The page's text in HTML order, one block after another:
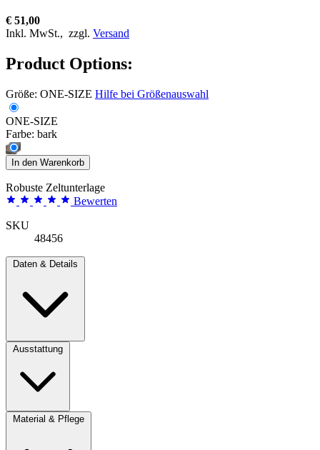
€ 51,00
Inkl. MwSt., zzgl. Versand
Product Options:
Größe: ONE-SIZE Hilfe bei Größenauswahl
ONE-SIZE
Farbe: bark
In den Warenkorb
Robuste Zeltunterlage
Bewerten
SKU
48456
Daten & Details
Ausstattung
Material & Pflege